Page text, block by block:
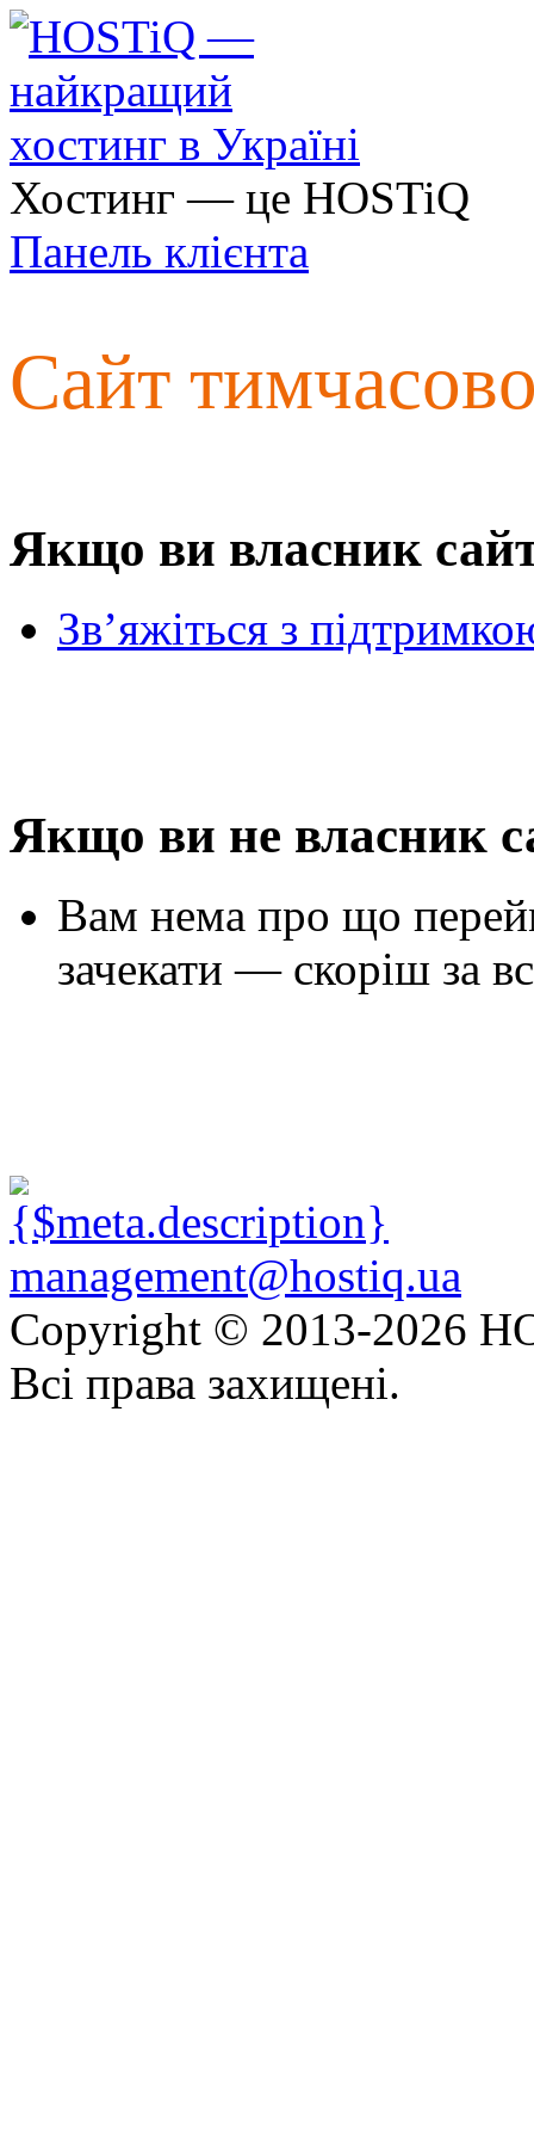
Хостинг — це HOSTiQ
Панель клієнта
Сайт
Якщо ви власник
Зв’яжіться з
Якщо ви не власник
Вам нема про що
зачекати — скоріш за
management@hostiq.ua
Copyright © 2013-2026
Всі права захищені.